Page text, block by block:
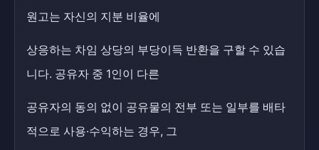
원고는 자신의 지분 비율에
상응하는 차임 상당의 부당이득 반환을 구할 수 있습
니다. 공유자 중 1인이 다른
공유자의 동의 없이 공유물의 전부 또는 일부를 배타
적으로 사용·수익하는 경우, 그